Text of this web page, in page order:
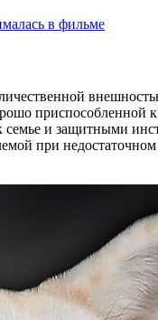
в фильме
и защитными
при